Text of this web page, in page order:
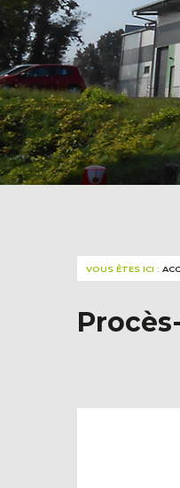
VOUS ÊTES ICI :